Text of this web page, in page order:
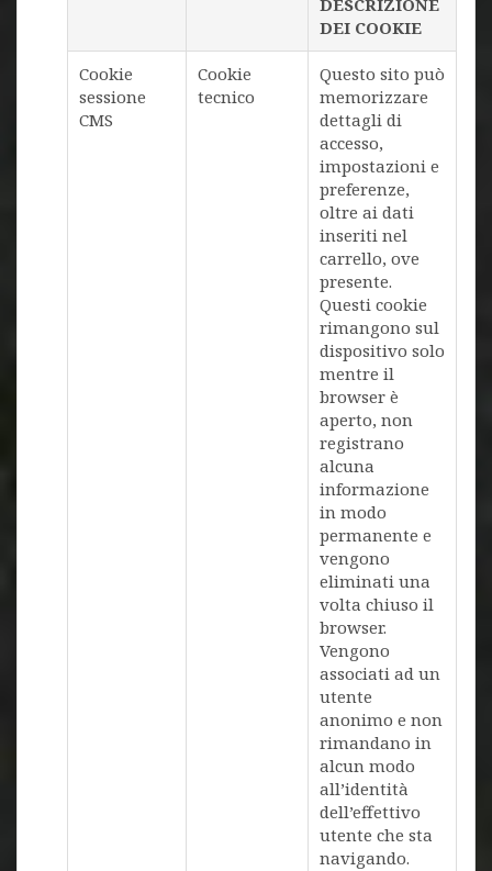
DESCRIZIONE
DEI COOKIE
Cookie
sessione
CMS
Cookie
tecnico
Questo sito può
memorizzare
dettagli di
accesso,
impostazioni e
preferenze,
oltre ai dati
inseriti nel
carrello, ove
presente.
Questi cookie
rimangono sul
dispositivo solo
mentre il
browser è
aperto, non
registrano
alcuna
informazione
in modo
permanente e
vengono
eliminati una
volta chiuso il
browser.
Vengono
associati ad un
utente
anonimo e non
rimandano in
alcun modo
all’identità
dell’effettivo
utente che sta
navigando.